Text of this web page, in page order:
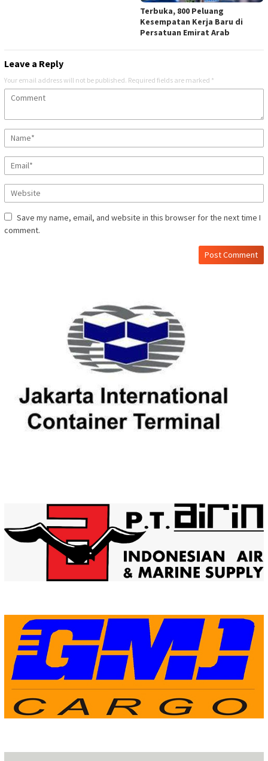
Terbuka, 800 Peluang
Kesempatan Kerja Baru di
Persatuan Emirat Arab
Leave a Reply
Your email address will not be published. Required fields are marked *
Save my name, email, and website in this browser for the next time I
comment.